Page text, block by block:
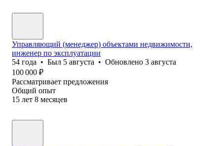
Управляющий (менеджер) объектами недвижимости,
инженер по эксплуатации
54 года • Был 5 августа • Обновлено 3 августа
100 000 ₽
Рассматривает предложения
Общий опыт
15 лет 8 месяцев